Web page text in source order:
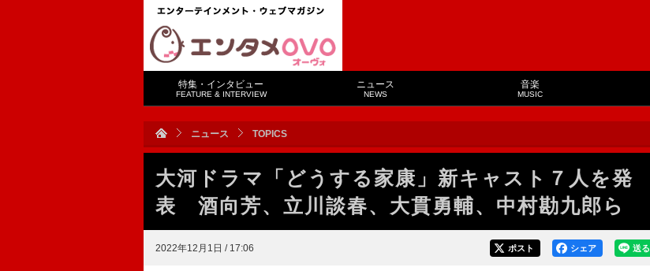
特集・インタビュー
FEATURE & INTERVIEW
ニュース
NEWS
音楽
MUSIC
ニュース TOPICS
大河ドラマ「どうする家康」新キャスト７人を発
表 酒向芳、立川談春、大貫勇輔、中村勘九郎ら
2022年12月1日 / 17:06 送る
シェア
ポスト